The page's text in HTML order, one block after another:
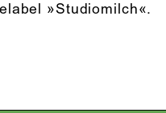
»Studiomilch«.